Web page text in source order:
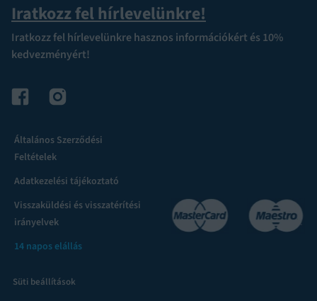
Iratkozz fel hírlevelünkre!
Iratkozz fel hírlevelünkre hasznos információkért és 10%
kedvezményért!
Általános Szerződési
Feltételek
Adatkezelési tájékoztató
Visszaküldési és visszatérítési
irányelvek
14 napos elállás
Süti beállítások